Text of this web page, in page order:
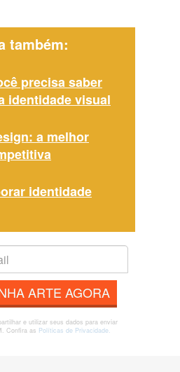
também:
precisa saber
identidade visual
a melhor
identidade
ARTE AGORA
e utilizar seus dados para enviar
Confira as Políticas de Privacidade.